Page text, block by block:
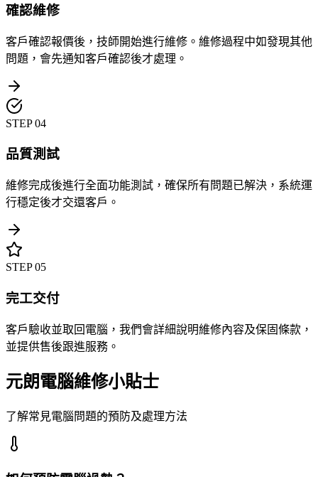
確認維修
客戶確認報價後，技師開始進行維修。維修過程中如發現其他
問題，會先通知客戶確認後才處理。
STEP04
品質測試
維修完成後進行全面功能測試，確保所有問題已解決，系統運
行穩定後才交還客戶。
STEP05
完工交付
客戶驗收並取回電腦，我們會詳細說明維修內容及保固條款，
並提供售後跟進服務。
元朗電腦維修小貼士
了解常見電腦問題的預防及處理方法